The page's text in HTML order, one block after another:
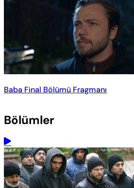
Baba Final Bölümü Fragmanı
Bölümler